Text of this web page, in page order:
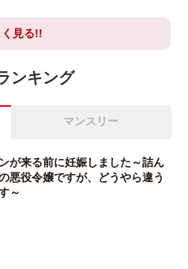
見る!!
ンキング
マンスリー
が来る前に妊娠しました～詰ん
悪役令嬢ですが、どうやら違う
～